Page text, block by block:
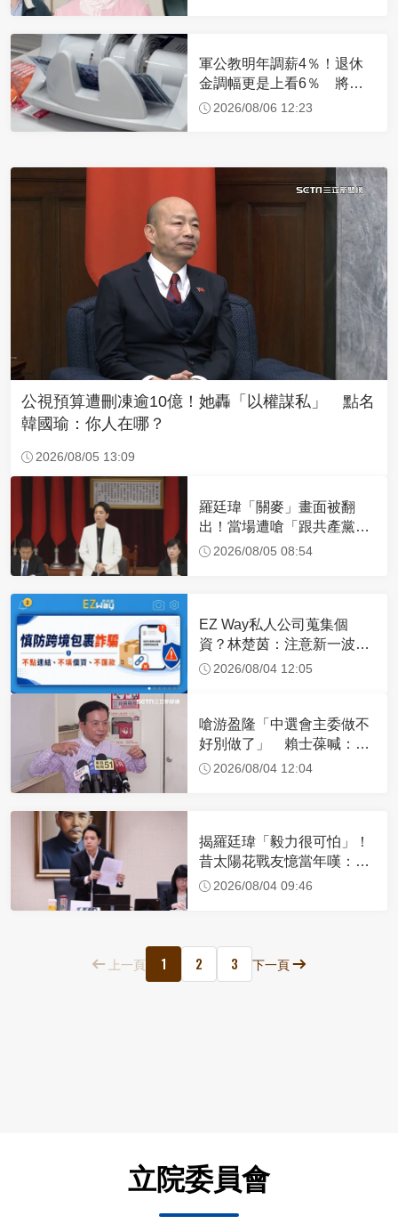
軍公教明年調薪4％！退休
金調幅更是上看6％ 將編
入明年度總預算
2026/08/06 12:23
公視預算遭刪凍逾10億！她轟「以權謀私」 點名
韓國瑜：你人在哪？
2026/08/05 13:09
羅廷瑋「關麥」畫面被翻
出！當場遭嗆「跟共產黨一
樣」 網轟：沒水準
2026/08/05 08:54
EZ Way私人公司蒐集個
資？林楚茵：注意新一波網
軍假訊息
2026/08/04 12:05
嗆游盈隆「中選會主委做不
好別做了」 賴士葆喊：去
看看美國公投
2026/08/04 12:04
揭羅廷瑋「毅力很可怕」！
昔太陽花戰友憶當年嘆：現
在我不認識他了
2026/08/04 09:46
上一頁 1 2 3 下一頁
立院委員會